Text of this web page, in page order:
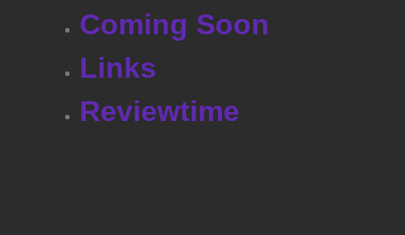
Coming Soon
Links
Reviewtime